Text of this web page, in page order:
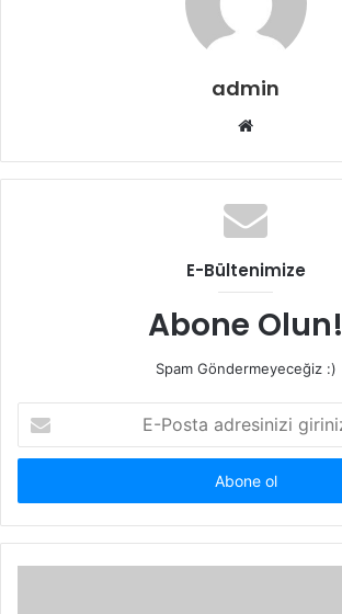
admin
Web
E-Bültenimize
Abone Olun!
Spam Göndermeyeceğiz :)
Posta
adresinizi